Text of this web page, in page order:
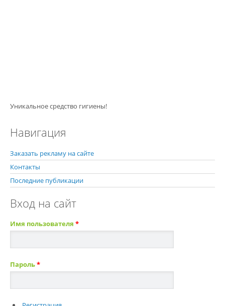
Уникальное средство гигиены!
Навигация
Заказать рекламу на сайте
Контакты
Последние публикации
Вход на сайт
Имя пользователя *
Пароль*